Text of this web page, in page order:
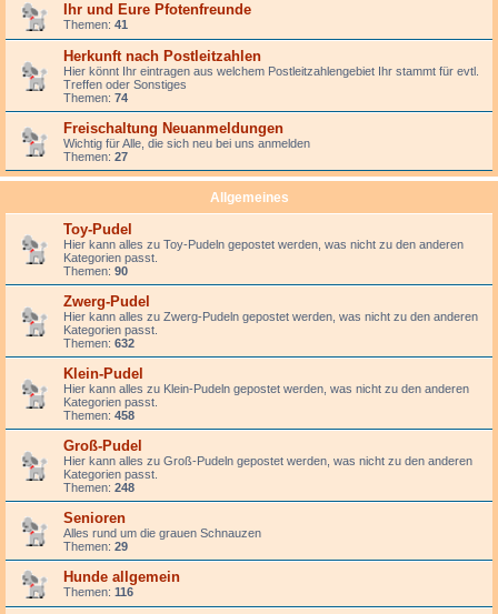
Ihr und Eure Pfotenfreunde
Themen: 41
Herkunft nach Postleitzahlen
Hier könnt Ihr eintragen aus welchem Postleitzahlengebiet Ihr stammt für evtl.
Treffen oder Sonstiges
Themen: 74
Freischaltung Neuanmeldungen
Wichtig für Alle, die sich neu bei uns anmelden
Themen: 27
Allgemeines
Toy-Pudel
Hier kann alles zu Toy-Pudeln gepostet werden, was nicht zu den anderen
Kategorien passt.
Themen: 90
Zwerg-Pudel
Hier kann alles zu Zwerg-Pudeln gepostet werden, was nicht zu den anderen
Kategorien passt.
Themen: 632
Klein-Pudel
Hier kann alles zu Klein-Pudeln gepostet werden, was nicht zu den anderen
Kategorien passt.
Themen: 458
Groß-Pudel
Hier kann alles zu Groß-Pudeln gepostet werden, was nicht zu den anderen
Kategorien passt.
Themen: 248
Senioren
Alles rund um die grauen Schnauzen
Themen: 29
Hunde allgemein
Themen: 116